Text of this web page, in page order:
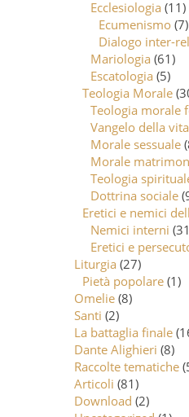
Ecclesiologia (11)
Ecumenismo (7)
Dialogo inter-
Mariologia (61)
Escatologia (5)
Teologia Morale
Teologia morale
Vangelo della vita
Morale sessuale
Morale
Teologia
Dottrina sociale
Eretici e nemici
Nemici interni
Eretici e
Liturgia (27)
Pietà popolare (1)
Omelie (8)
Santi (2)
La battaglia finale
Dante Alighieri (8)
Raccolte tematiche
Articoli (81)
Download (2)